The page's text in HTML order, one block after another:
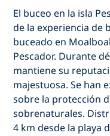
El buceo en la isla
de la experiencia de
buceado en
Pescador. Durante
mantiene su
majestuosa. Se han
sobre la protección
sobrenaturales.
4 km desde la playa